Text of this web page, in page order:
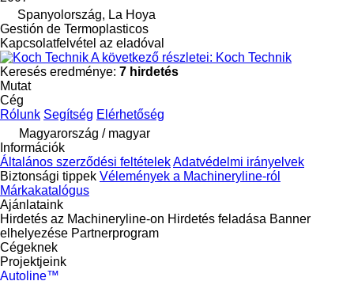
Spanyolország, La Hoya
Gestión de Termoplasticos
Kapcsolatfelvétel az eladóval
A következő részletei: Koch Technik
Keresés eredménye: 7 hirdetés
Mutat
Cég
Rólunk Segítség Elérhetőség
Magyarország / magyar
Információk
Általános szerződési feltételekAdatvédelmi irányelvek
Biztonsági tippek Vélemények a Machineryline-ról
Márkakatalógus
Ajánlataink
Hirdetés az Machineryline-on Hirdetés feladása Banner
elhelyezése Partnerprogram
Cégeknek
Projektjeink
Autoline™